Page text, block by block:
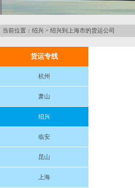
当前位置： 绍兴 > 绍兴到上海市的货运公司
货运专线
杭州
萧山
绍兴
临安
昆山
上海